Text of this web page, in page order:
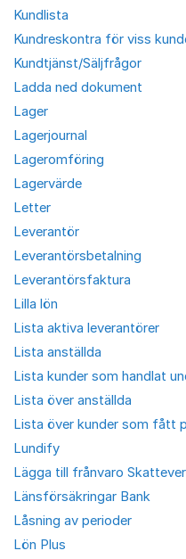
Kundlista
Kundreskontra för viss
Kundtjänst/Säljfrågor
Ladda ned dokument
Lager
Lagerjournal
Lageromföring
Lagervärde
Letter
Leverantör
Leverantörsbetalning
Leverantörsfaktura
Lilla lön
Lista aktiva leverantörer
Lista anställda
Lista kunder som handlat
Lista över anställda
Lista över kunder som fått
Lundify
Lägga till frånvaro
Länsförsäkringar Bank
Låsning av perioder
Lön Plus